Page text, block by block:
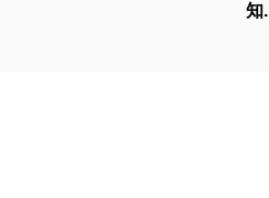
知